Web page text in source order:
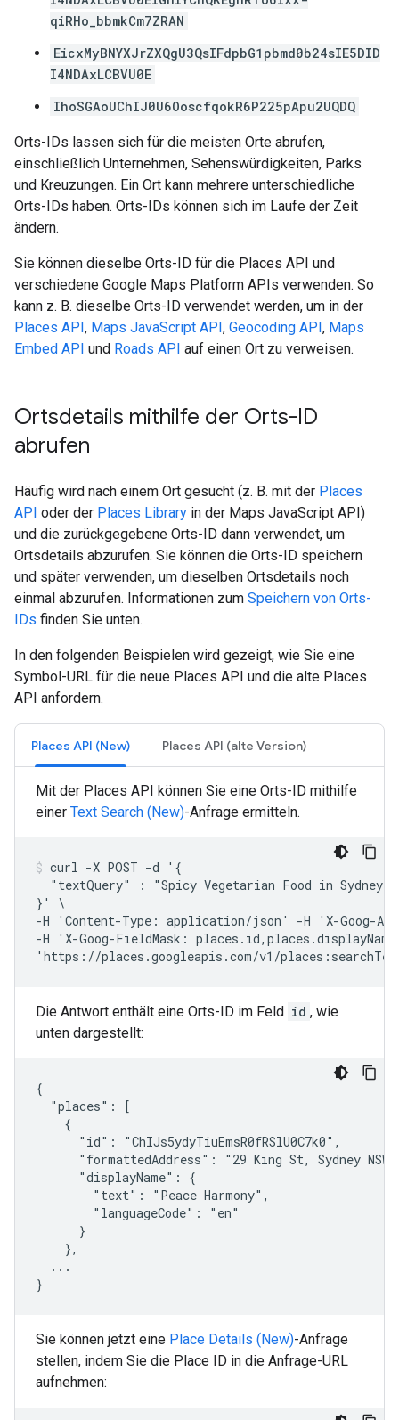
qiRHo_bbmkCm7ZRAN
EicxMyBNYXJrZXQgU3QsIFdpbG1pbmd0b24sIE5DID
I4NDAxLCBVU0E
IhoSGAoUChIJ0U6OoscfqokR6P225pApu2UQDQ
Orts-IDs lassen sich für die meisten Orte abrufen,
einschließlich Unternehmen, Sehenswürdigkeiten, Parks
und Kreuzungen. Ein Ort kann mehrere unterschiedliche
Orts-IDs haben. Orts-IDs können sich im Laufe der Zeit
ändern.
Sie können dieselbe Orts-ID für die Places API und
verschiedene Google Maps Platform APIs verwenden. So
kann z. B. dieselbe Orts-ID verwendet werden, um in der
Places API, Maps JavaScript API, Geocoding API, Maps
Embed API und Roads API auf einen Ort zu verweisen.
Ortsdetails mithilfe der Orts-ID
abrufen
Häufig wird nach einem Ort gesucht (z. B. mit der Places
API oder der Places Library in der Maps JavaScript API)
und die zurückgegebene Orts-ID dann verwendet, um
Ortsdetails abzurufen. Sie können die Orts-ID speichern
und später verwenden, um dieselben Ortsdetails noch
einmal abzurufen. Informationen zum Speichern von Orts-
IDs finden Sie unten.
In den folgenden Beispielen wird gezeigt, wie Sie eine
Symbol-URL für die neue Places API und die alte Places
API anfordern.
Places API (New) Places API (alte Version)
Mit der Places API können Sie eine Orts-ID mithilfe
einer Text Search (New)-Anfrage ermitteln.
curl -X POST -d '{
"textQuery" : "Spicy Vegetarian Food in Sydney,
}' \
-H 'Content-Type: application/json' -H 'X-Goog-
-H 'X-Goog-FieldMask:
'https://places.googleapis.com/v1/
Die Antwort enthält eine Orts-ID im Feld id , wie
unten dargestellt:
{
  "places": [
    {
      "id": "ChIJs5ydyTiuEmsR0fRSlU0C7k0",
"formattedAddress": "29 King St, Sydney NSW
      "displayName": {
        "text": "Peace Harmony",
        "languageCode": "en"
      }
    },
  ...
}
Sie können jetzt eine Place Details (New)-Anfrage
stellen, indem Sie die Place ID in die Anfrage-URL
aufnehmen: